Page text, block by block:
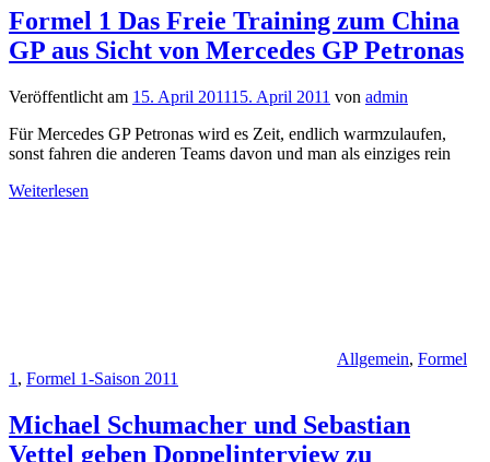
Formel 1 Das Freie Training zum China
GP aus Sicht von Mercedes GP Petronas
Veröffentlicht am 15. April 201115. April 2011 von admin
Für Mercedes GP Petronas wird es Zeit, endlich warmzulaufen,
sonst fahren die anderen Teams davon und man als einziges rein
Weiterlesen
Allgemein, Formel
1 , Formel 1-Saison 2011
Michael Schumacher und Sebastian
Vettel geben Doppelinterview zu